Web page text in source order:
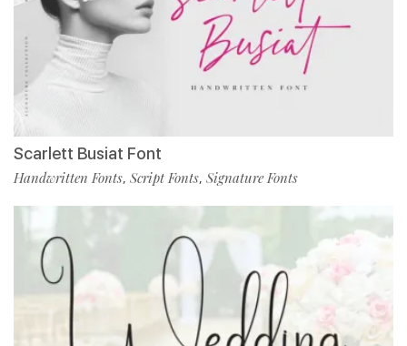
Scarlett Busiat Font
Handwritten Fonts, Script Fonts, Signature Fonts